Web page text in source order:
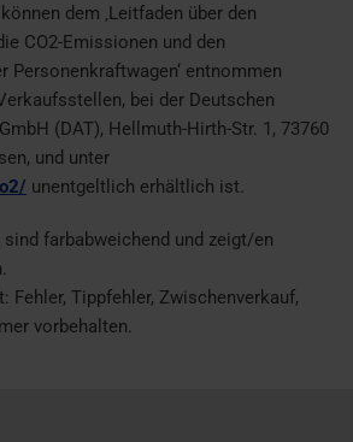
dem ‚Leitfaden über den
CO2-Emissionen und den
Personenkraftwagen‘ entnommen
bei der Deutschen
(DAT), Hellmuth-Hirth-Str. 1, 73760
und unter
unentgeltlich erhältlich ist.
sind farbabweichend und zeigt/en
Fehler, Tippfehler, Zwischenverkauf,
vorbehalten.